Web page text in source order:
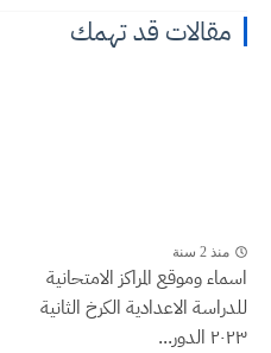
مقالات قد تهمك
منذ 2 سنة
اسماء وموقع المراكز الامتحانية
للدراسة الاعدادية الكرخ الثانية
٢٠٢٣ الدور...